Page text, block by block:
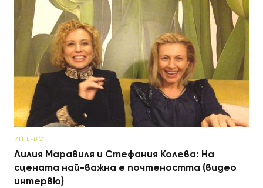
ИНТЕРВЮ
Лилия Маравиля и Стефания Колева: На
сцената най-важна е почтеността (видео
интервю)